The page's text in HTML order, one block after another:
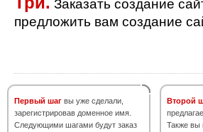
Заказать создание
предложить вам создание
Первый шаг вы уже сделали,
зарегистрировав доменное имя.
Следующими шагами будут заказ
Второй
Также вы